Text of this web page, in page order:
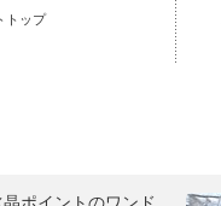
トップ
ポイントのワンド